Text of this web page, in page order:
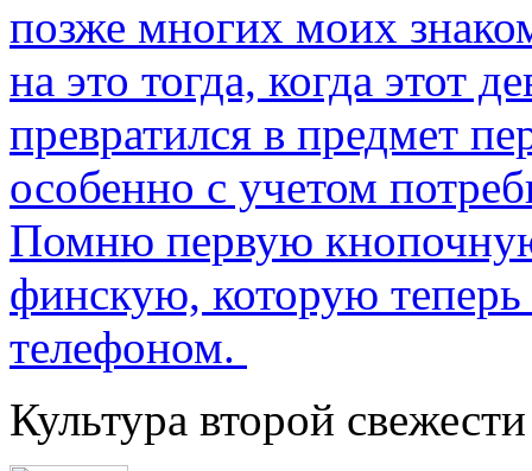
позже многих моих
на это тогда, когда этот
превратился в предмет
особенно с учетом
Помню первую
финскую, которую
телефоном.
Культура второй свежести